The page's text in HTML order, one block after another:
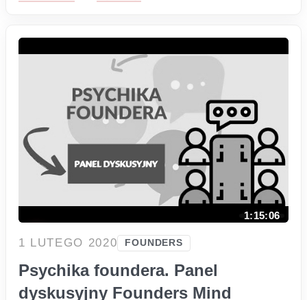
1:15:06
1 LUTEGO 2020 FOUNDERS
Psychika foundera. Panel
dyskusyjny Founders Mind